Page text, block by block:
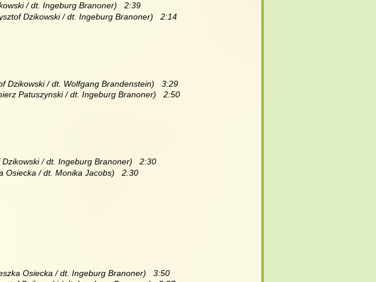
/ dt. Ingeburg Branoner)   2:39
Dzikowski / dt. Ingeburg Branoner)   2:14
Dzikowski / dt. Wolfgang Brandenstein)   3:29
Patuszynski / dt. Ingeburg Branoner)   2:50
/ dt. Ingeburg Branoner)   2:30
Osiecka / dt. Monika Jacobs)   2:30
Osiecka / dt. Ingeburg Branoner)   3:50